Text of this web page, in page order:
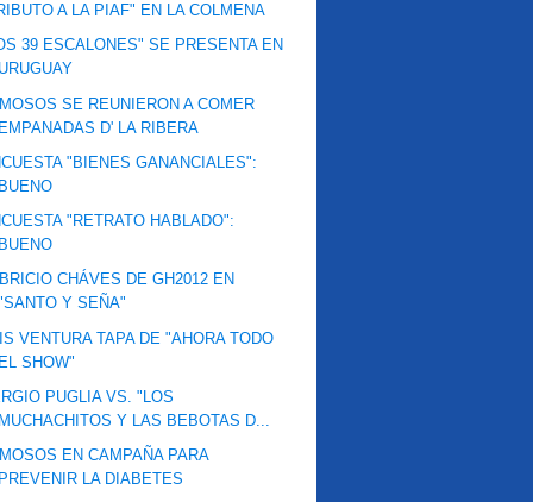
A LA PIAF" EN LA COLMENA
39 ESCALONES" SE PRESENTA EN
SE REUNIERON A COMER
D' LA RIBERA
"BIENES GANANCIALES":
"RETRATO HABLADO":
CHÁVES DE GH2012 EN
Y SEÑA"
VENTURA TAPA DE "AHORA TODO
SHOW"
PUGLIA VS. "LOS
Y LAS BEBOTAS D...
EN CAMPAÑA PARA
LA DIABETES